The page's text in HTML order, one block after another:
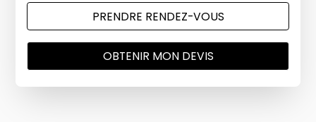
PRENDRE RENDEZ-VOUS
OBTENIR MON DEVIS